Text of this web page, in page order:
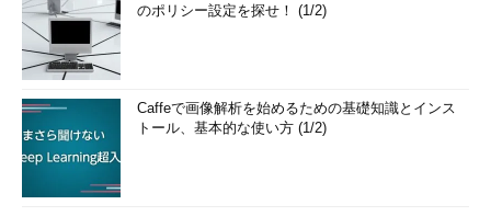
のポリシー設定を探せ！ (1/2)
Caffeで画像解析を始めるための基礎知識とインス
トール、基本的な使い方 (1/2)